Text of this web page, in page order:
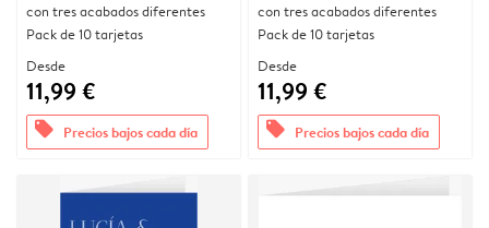
con tres acabados diferentes
Pack de 10 tarjetas
Desde
11,99 €
offers Precios bajos cada día
con tres acabados diferentes
Pack de 10 tarjetas
Desde
11,99 €
offers Precios bajos cada día